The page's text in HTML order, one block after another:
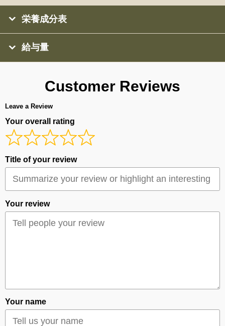
栄養成分表
給与量
Customer Reviews
Leave a Review
Your overall rating
Title of your review
Your review
Your name